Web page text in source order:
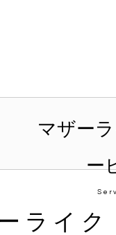
マザー
ー
ライ